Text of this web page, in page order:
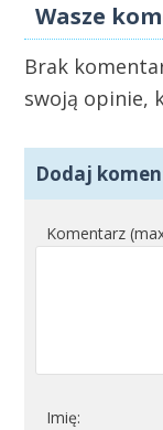
Wasze
Brak
swoją opinie,
Dodaj
Komentarz
Imię: